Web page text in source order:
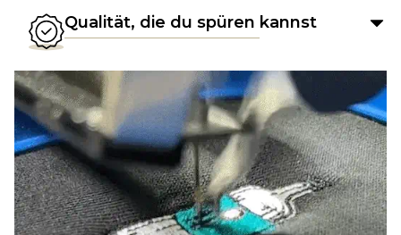
Qualität, die du spüren kannst